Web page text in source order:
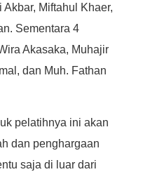
Miftahul Khaer,
Sementara 4
Akasaka, Muhajir
dan Muh. Fathan
pelatihnya ini akan
dan penghargaan
saja di luar dari